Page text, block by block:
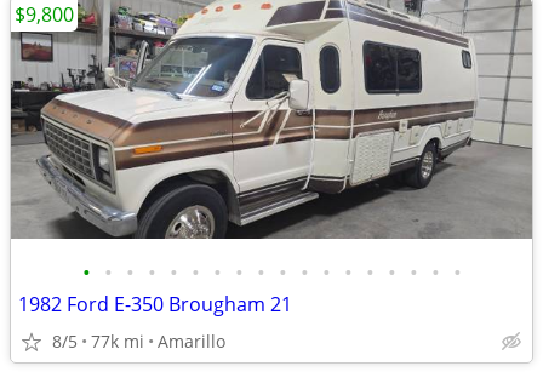
• • • • • • • • • • • • • • • • • •
1982 Ford E-350 Brougham 21
8/5 77k mi Amarillo
$9,800